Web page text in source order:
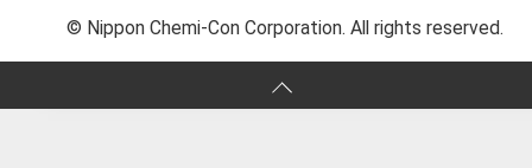
© Nippon Chemi-Con Corporation. All rights reserved.